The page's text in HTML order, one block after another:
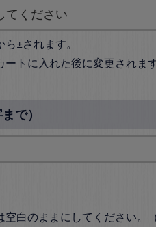
±されます。
ートに入れた後に変更されま
で）
白のままにしてください。